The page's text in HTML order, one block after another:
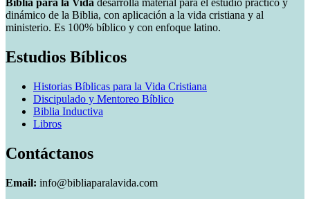
Biblia para la Vida desarrolla material para el estudio práctico y
dinámico de la Biblia, con aplicación a la vida cristiana y al
ministerio. Es 100% bíblico y con enfoque latino.
Estudios Bíblicos
Historias Bíblicas para la Vida Cristiana
Discipulado y Mentoreo Bíblico
Biblia Inductiva
Libros
Contáctanos
Email: info@bibliaparalavida.com